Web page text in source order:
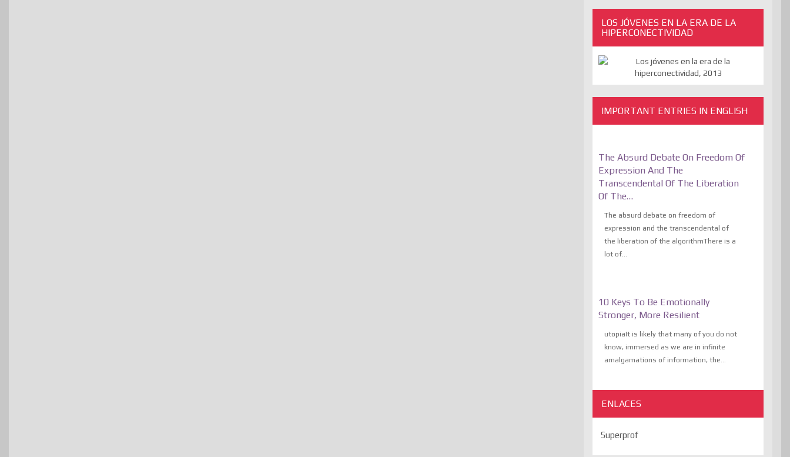
LOS JÓVENES EN LA ERA DE LA
HIPERCONECTIVIDAD
IMPORTANT ENTRIES IN ENGLISH
The Absurd Debate On Freedom Of
Expression And The
Transcendental Of The Liberation
Of The…
The absurd debate on freedom of
expression and the transcendental of
the liberation of the algorithmThere is a
lot of...
10 Keys To Be Emotionally
Stronger, More Resilient
utopiaIt is likely that many of you do not
know, immersed as we are in infinite
amalgamations of information, the...
ENLACES
Superprof